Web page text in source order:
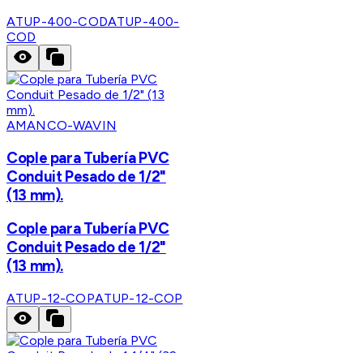
ATUP-400-CODATUP-400-
COD
AMANCO-WAVIN
Cople para Tubería PVC
Conduit Pesado de 1/2"
(13 mm).
Cople para Tubería PVC
Conduit Pesado de 1/2"
(13 mm).
ATUP-12-COPATUP-12-COP